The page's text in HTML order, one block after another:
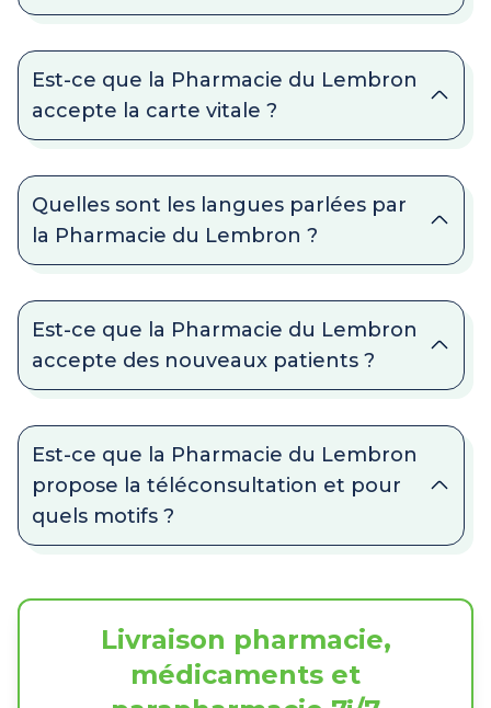
Est-ce que la Pharmacie du Lembron
accepte la carte vitale ?
Quelles sont les langues parlées par
la Pharmacie du Lembron ?
Est-ce que la Pharmacie du Lembron
accepte des nouveaux patients ?
Est-ce que la Pharmacie du Lembron
propose la téléconsultation et pour
quels motifs ?
Livraison pharmacie,
médicaments et